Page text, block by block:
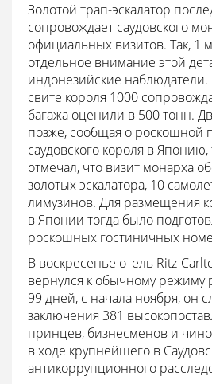
Золотой трап-эскалатор
сопровождает саудовского
официальных визитов. Так, 1
отдельное внимание этой
индонезийские
свите короля 1000
багажа оценили в 500 тонн.
позже, сообщая о роскошной
саудовского короля в Японию,
отмечал, что визит монарха
золотых эскалатора, 10
лимузинов. Для размещения
в Японии тогда было
роскошных гостиничных
В воскресенье отель Ritz-
вернулся к обычному режиму
99 дней, с начала ноября, он
заключения 381
принцев, бизнесменов и
в ходе крупнейшего в
антикоррупционного